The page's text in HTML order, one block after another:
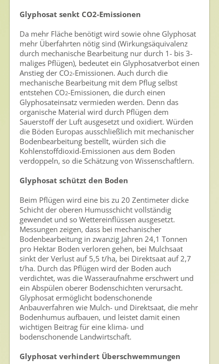
Newsletter
Archiv
Glyphosat senkt CO2-Emissionen
Da mehr Fläche benötigt wird sowie ohne Glyphosat
mehr Überfahrten nötig sind (Wirkungsäquivalenz
durch mechanische Bearbeitung nur durch 1- bis 3-
maliges Pflügen), bedeutet ein Glyphosatverbot einen
Anstieg der CO2-Emissionen. Auch durch die
mechanische Bearbeitung mit dem Pflug selbst
entstehen CO2-Emissionen, die durch einen
Glyphosateinsatz vermieden werden. Denn das
organische Material wird durch Pflügen dem
Sauerstoff der Luft ausgesetzt und oxidiert. Würden
die Böden Europas ausschließlich mit mechanischer
Bodenbearbeitung bestellt, würden sich die
Kohlenstoffdioxid-Emissionen aus dem Boden
verdoppeln, so die Schätzung von Wissenschaftlern.
Glyphosat schützt den Boden
Beim Pflügen wird eine bis zu 20 Zentimeter dicke
Schicht der oberen Humusschicht vollständig
gewendet und so Wettereinflüssen ausgesetzt.
Messungen zeigen, dass bei mechanischer
Bodenbearbeitung in zwanzig Jahren 24,1 Tonnen
pro Hektar Boden verloren gehen, bei Mulchsaat
sinkt der Verlust auf 5,5 t/ha, bei Direktsaat auf 2,7
t/ha. Durch das Pflügen wird der Boden auch
verdichtet, was die Wasseraufnahme erschwert und
ein Abspülen oberer Bodenschichten verursacht.
Glyphosat ermöglicht bodenschonende
Anbauverfahren wie Mulch- und Direktsaat, die mehr
Bodenhumus aufbauen, und leistet damit einen
wichtigen Beitrag für eine klima- und
bodenschonende Landwirtschaft.
Glyphosat verhindert Überschwemmungen